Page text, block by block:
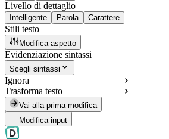
Livello di dettaglio
Intelligente Parola Carattere
Stili testo
Modifica aspetto
Evidenziazione sintassi
Scegli sintassi
Ignora
Trasforma testo
Vai alla prima modifica
Modifica input